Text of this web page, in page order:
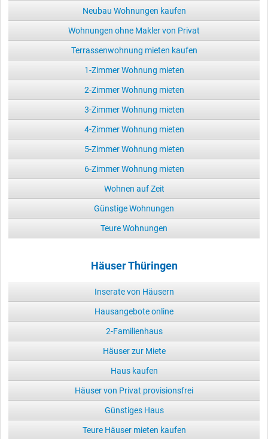
Neubau Wohnungen kaufen
Wohnungen ohne Makler von Privat
Terrassenwohnung mieten kaufen
1-Zimmer Wohnung mieten
2-Zimmer Wohnung mieten
3-Zimmer Wohnung mieten
4-Zimmer Wohnung mieten
5-Zimmer Wohnung mieten
6-Zimmer Wohnung mieten
Wohnen auf Zeit
Günstige Wohnungen
Teure Wohnungen
Häuser Thüringen
Inserate von Häusern
Hausangebote online
2-Familienhaus
Häuser zur Miete
Haus kaufen
Häuser von Privat provisionsfrei
Günstiges Haus
Teure Häuser mieten kaufen